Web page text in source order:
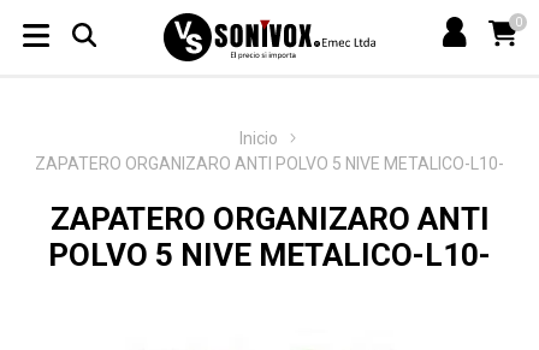
0
Inicio
ZAPATERO ORGANIZARO ANTI POLVO 5 NIVE METALICO-L10-
ZAPATERO ORGANIZARO ANTI
POLVO 5 NIVE METALICO-L10-